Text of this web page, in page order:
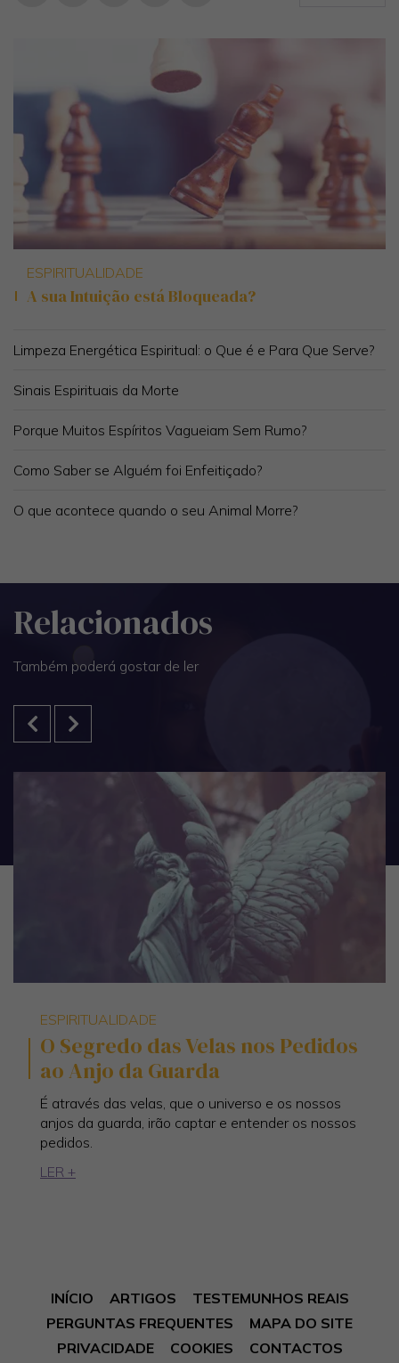
ESPIRITUALIDADE
A sua Intuição está Bloqueada?
Limpeza Energética Espiritual: o Que é e Para Que Serve?
Sinais Espirituais da Morte
Porque Muitos Espíritos Vagueiam Sem Rumo?
Como Saber se Alguém foi Enfeitiçado?
O que acontece quando o seu Animal Morre?
Relacionados
Também poderá gostar de ler
ESPIRITUALIDADE
O Segredo das Velas nos Pedidos
ao Anjo da Guarda
É através das velas, que o universo e os nossos
anjos da guarda, irão captar e entender os nossos
pedidos.
LER +
INÍCIO ARTIGOS
TESTEMUNHOS REAIS
PERGUNTAS FREQUENTES
MAPA DO SITE
PRIVACIDADE
COOKIES CONTACTOS